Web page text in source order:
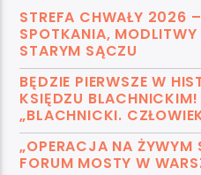
STREFA CHWAŁY 2026
SPOTKANIA,
STARYM SĄCZU
BĘDZIE PIERWSZE W
KSIĘDZU
„BLACHNICKI.
„OPERACJA NA ŻYWYM
FORUM MOSTY W